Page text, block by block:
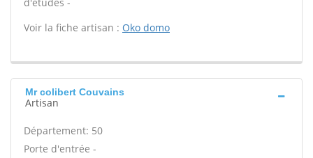
Voir la fiche artisan : Oko domo
Mr colibert Couvains
Artisan
Département: 50
Porte d'entrée -